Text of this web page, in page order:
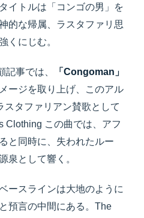
イトルは「コンゴの男」を
的な帰属、ラスタファリ思
くにじむ。
記事では、
「Congoman」
ージを取り上げ、このアル
タファリアン賛歌として
Clothing この曲では、アフ
と同時に、失われたルー
泉として響く。
ースラインは大地のように
預言の中間にある。The